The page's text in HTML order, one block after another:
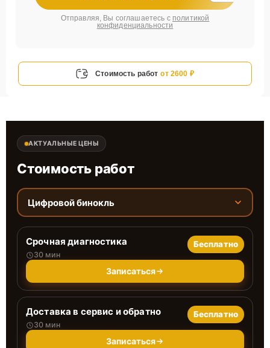
Отправляя, Вы соглашаетесь с политикой
конфиденциальности
Стоимость работ от 2600 ₽
АКТУАЛЬНЫЕ ЦЕНЫ
Стоимость работ
Цифровой бинокль
Срочная диагностика
30 мин
Бесплатно
Записаться
Доставка в сервис и обратно
30 мин
Бесплатно
Записаться